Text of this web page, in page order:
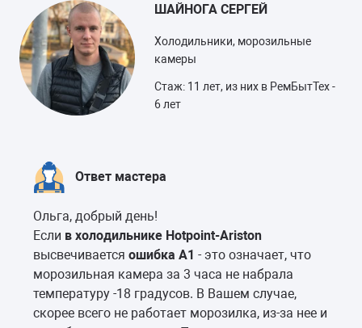
ШАЙНОГА СЕРГЕЙ
Холодильники, морозильные
камеры
Стаж: 11 лет, из них в РемБытТех -
6 лет
Ответ мастера
Ольга, добрый день!
Если в холодильнике Hotpoint-Ariston
высвечивается ошибка A1 - это означает, что
морозильная камера за 3 часа не набрала
температуру -18 градусов. В Вашем случае,
скорее всего не работает морозилка, из-за нее и